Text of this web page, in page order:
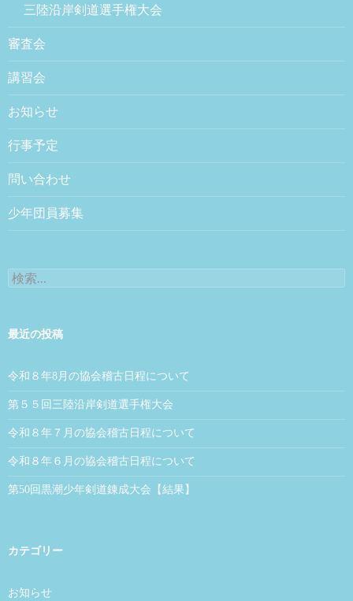
三陸沿岸剣道選手権大会
審査会
講習会
お知らせ
行事予定
問い合わせ
少年団員募集
検索:
最近の投稿
令和８年8月の協会稽古日程について
第５５回三陸沿岸剣道選手権大会
令和８年７月の協会稽古日程について
令和８年６月の協会稽古日程について
第50回黒潮少年剣道錬成大会【結果】
カテゴリー
お知らせ